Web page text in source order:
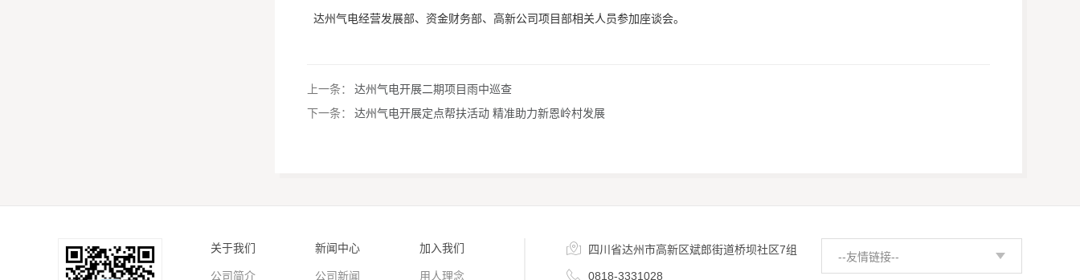
达州气电经营发展部、资金财务部、高新公司项目部相关人员参加座谈会。
上一条：
达州气电开展二期项目雨中巡查
下一条：
达州气电开展定点帮扶活动 精准助力新恩岭村发展
关于我们
公司简介
新闻中心
公司新闻
加入我们
用人理念
 四川省达州市高新区斌郎街道桥坝社区7组
 0818-3331028
--友情链接--